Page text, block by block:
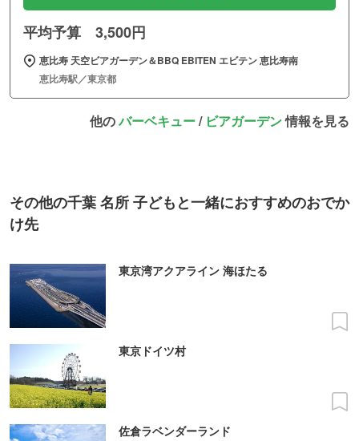
平均予算 3,500円
恵比寿 天空ビアガーデン＆BBQ EBITEN エビテン 恵比寿南
恵比寿駅／東京都
他のバーベキュー/ ビアガーデン情報を見る
その他の千葉 名所 子どもと一緒におすすめのおでか
け先
東京湾アクアライン 海ほたる
東京ドイツ村
佐倉ラベンダーランド